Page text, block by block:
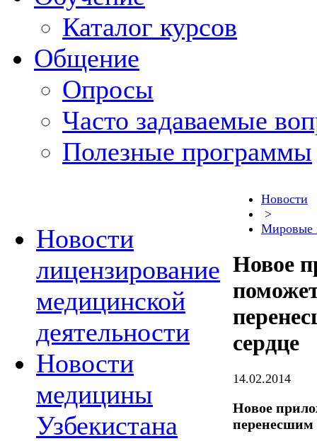
Каталог курсов
Общение
Опросы
Часто задаваемые
Полезные программы
Новости
лицензирование
медицинской
деятельности
Новости
медицины
Узбекистана
Новости
>
Мировые
Новое
сердце
14.02.2014
Новое
перенесшим